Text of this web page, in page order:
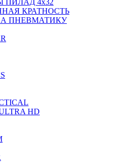
ПИЛАД 4х32
КРАТНОСТЬ
ПНЕВМАТИКУ
HD